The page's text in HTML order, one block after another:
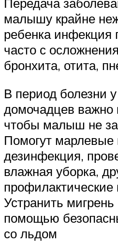
малышу крайне
ребенка инфекция
часто с
бронхита, отита,
В период болезни
домочадцев важно
чтобы малыш не
Помогут марлевые
дезинфекция,
влажная уборка,
Устранить
помощью
со льдом